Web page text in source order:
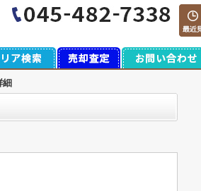
細